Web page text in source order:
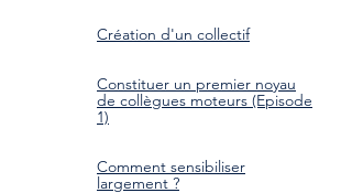
Création d'un collectif
Constituer un premier noyau
de collègues moteurs (Episode
1)
Comment sensibiliser
largement ?